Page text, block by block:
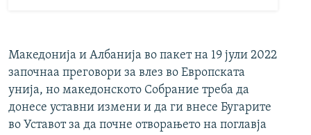
Македонија и Албанија во пакет на 19 јули 2022
започнаа преговори за влез во Европската
унија, но македонското Собрание треба да
донесе уставни измени и да ги внесе Бугарите
во Уставот за да почне отворањето на поглавја